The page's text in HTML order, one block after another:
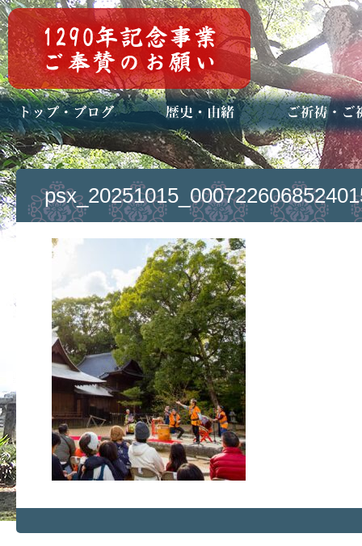
トップページ
ブログ(日々八百万)
お知らせ一覧 歴史・ご祭神
年中行事
メディア掲載 ご祈祷・ご祈
安産祈願
初宮参り
七五三詣
長寿のお祝い
神前結婚式
厄祓い・方位
車のお祓い
地鎮祭
神葬祭（神式